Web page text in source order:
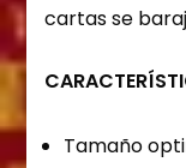
cartas se
Tamaño